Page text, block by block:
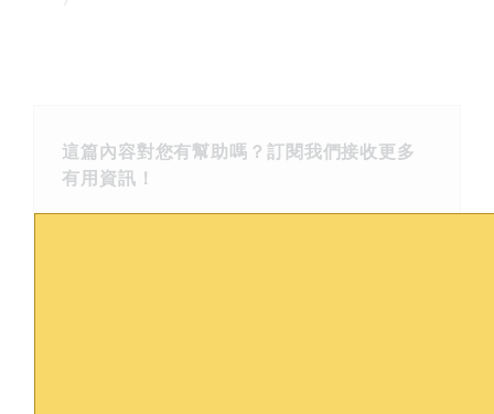
這篇內容對您有幫助嗎？訂閱我們接收更多
有用資訊！